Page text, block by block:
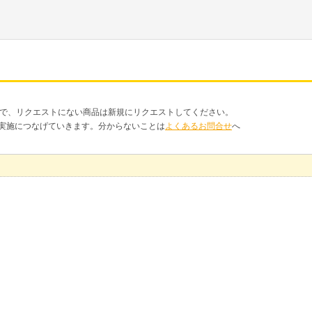
リクエストにない商品は新規にリクエストしてください。
につなげていきます。分からないことはよくあるお問合せへ